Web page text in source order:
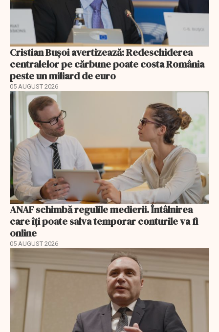
Cristian Bușoi avertizează: Redeschiderea
centralelor pe cărbune poate costa România
peste un miliard de euro
05 AUGUST 2026
ANAF schimbă regulile medierii. Întâlnirea
care îți poate salva temporar conturile va fi
online
05 AUGUST 2026